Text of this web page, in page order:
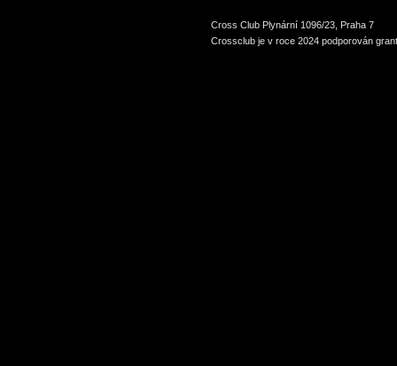
Cross Club Plynární 1096/23, Praha 7
Crossclub je v roce 2024 podporován